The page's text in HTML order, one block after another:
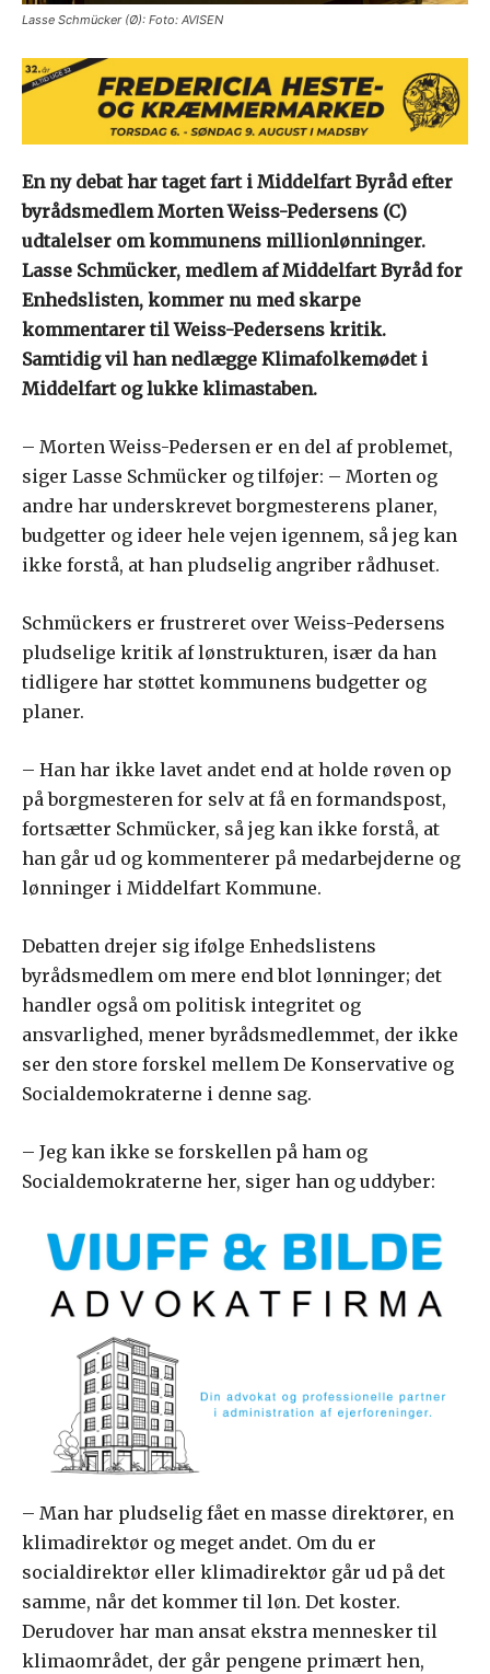
Lasse Schmücker (Ø): Foto: AVISEN
En ny debat har taget fart i Middelfart Byråd efter
byrådsmedlem Morten Weiss-Pedersens (C)
udtalelser om kommunens millionlønninger.
Lasse Schmücker, medlem af Middelfart Byråd for
Enhedslisten, kommer nu med skarpe
kommentarer til Weiss-Pedersens kritik.
Samtidig vil han nedlægge Klimafolkemødet i
Middelfart og lukke klimastaben.
– Morten Weiss-Pedersen er en del af problemet,
siger Lasse Schmücker og tilføjer: – Morten og
andre har underskrevet borgmesterens planer,
budgetter og ideer hele vejen igennem, så jeg kan
ikke forstå, at han pludselig angriber rådhuset.
Schmückers er frustreret over Weiss-Pedersens
pludselige kritik af lønstrukturen, især da han
tidligere har støttet kommunens budgetter og
planer.
– Han har ikke lavet andet end at holde røven op
på borgmesteren for selv at få en formandspost,
fortsætter Schmücker, så jeg kan ikke forstå, at
han går ud og kommenterer på medarbejderne og
lønninger i Middelfart Kommune.
Debatten drejer sig ifølge Enhedslistens
byrådsmedlem om mere end blot lønninger; det
handler også om politisk integritet og
ansvarlighed, mener byrådsmedlemmet, der ikke
ser den store forskel mellem De Konservative og
Socialdemokraterne i denne sag.
– Jeg kan ikke se forskellen på ham og
Socialdemokraterne her, siger han og uddyber:
– Man har pludselig fået en masse direktører, en
klimadirektør og meget andet. Om du er
socialdirektør eller klimadirektør går ud på det
samme, når det kommer til løn. Det koster.
Derudover har man ansat ekstra mennesker til
klimaområdet, der går pengene primært hen,